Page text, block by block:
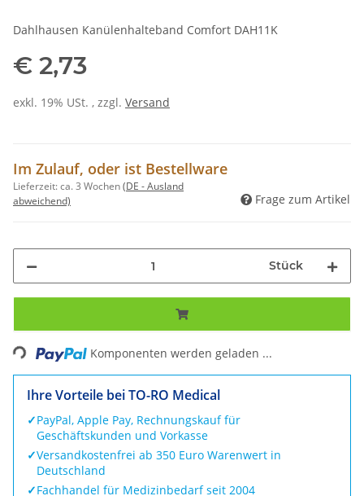
Dahlhausen Kanülenhalteband Comfort DAH11K
€ 2,73
exkl. 19% USt. , zzgl. Versand
Im Zulauf, oder ist Bestellware
Lieferzeit:ca. 3 Wochen(DE - Ausland
abweichend)
Frage zum Artikel
Stück
Loading... Komponenten werden geladen ...
Ihre Vorteile bei TO-RO Medical
✓PayPal, Apple Pay, Rechnungskauf für
Geschäftskunden und Vorkasse
✓Versandkostenfrei ab 350 Euro Warenwert in
Deutschland
✓Fachhandel für Medizinbedarf seit 2004